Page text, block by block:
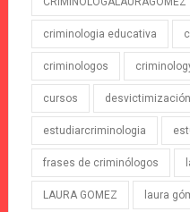
criminologia educativa
criminologos
cursos desvictimización
estudiarcriminologia
frases de criminólogos
LAURA GOMEZ laura